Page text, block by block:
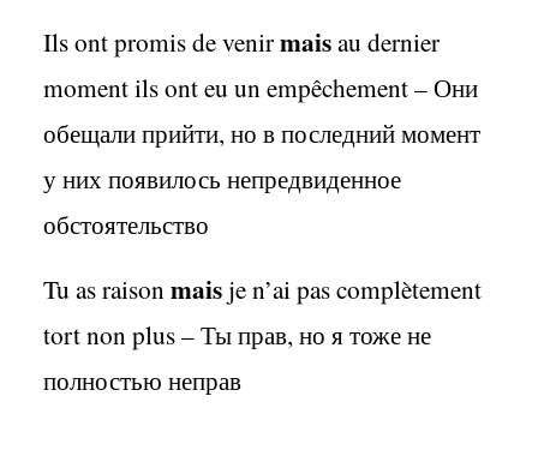
Ils ont promis de venirmaisau dernier
moment ils ont eu un empêchement – Они
обещали прийти, но в последний момент
у них появилось непредвиденное
обстоятельство
Tu as raisonmaisje n’ai pas complètement
tort non plus – Ты прав, но я тоже не
полностью неправ